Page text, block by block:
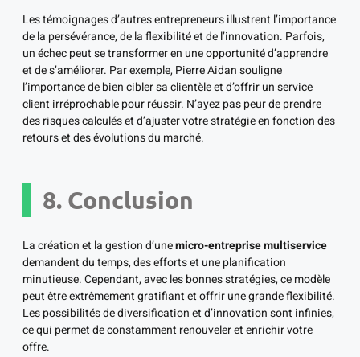
Les témoignages d’autres entrepreneurs illustrent l’importance
de la persévérance, de la flexibilité et de l’innovation. Parfois,
un échec peut se transformer en une opportunité d’apprendre
et de s’améliorer. Par exemple, Pierre Aidan souligne
l’importance de bien cibler sa clientèle et d’offrir un service
client irréprochable pour réussir. N’ayez pas peur de prendre
des risques calculés et d’ajuster votre stratégie en fonction des
retours et des évolutions du marché.
8. Conclusion
La création et la gestion d’unemicro-entreprise multiservice
demandent du temps, des efforts et une planification
minutieuse. Cependant, avec les bonnes stratégies, ce modèle
peut être extrêmement gratifiant et offrir une grande flexibilité.
Les possibilités de diversification et d’innovation sont infinies,
ce qui permet de constamment renouveler et enrichir votre
offre.